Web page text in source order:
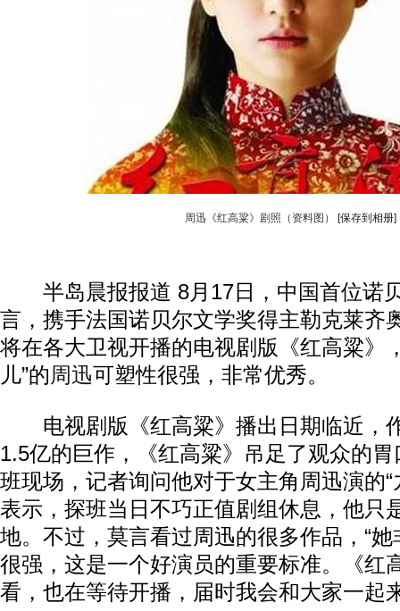
周迅《红高粱》剧照（资料图） [保存到相册]
半岛晨报报道 8月17日，中国首位诺
言，携手法国诺贝尔文学奖得主勒克莱齐
将在各大卫视开播的电视剧版《红高粱》
儿”的周迅可塑性很强，非常优秀。
电视剧版《红高粱》播出日期临近，
1.5亿的巨作，《红高粱》吊足了观众的
班现场，记者询问他对于女主角周迅演的“
表示，探班当日不巧正值剧组休息，他只
地。不过，莫言看过周迅的很多作品，“
很强，这是一个好演员的重要标准。《红
看，也在等待开播，届时我会和大家一起